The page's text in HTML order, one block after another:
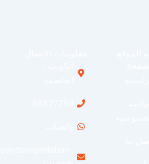
العاصمة
66527768
واتساب